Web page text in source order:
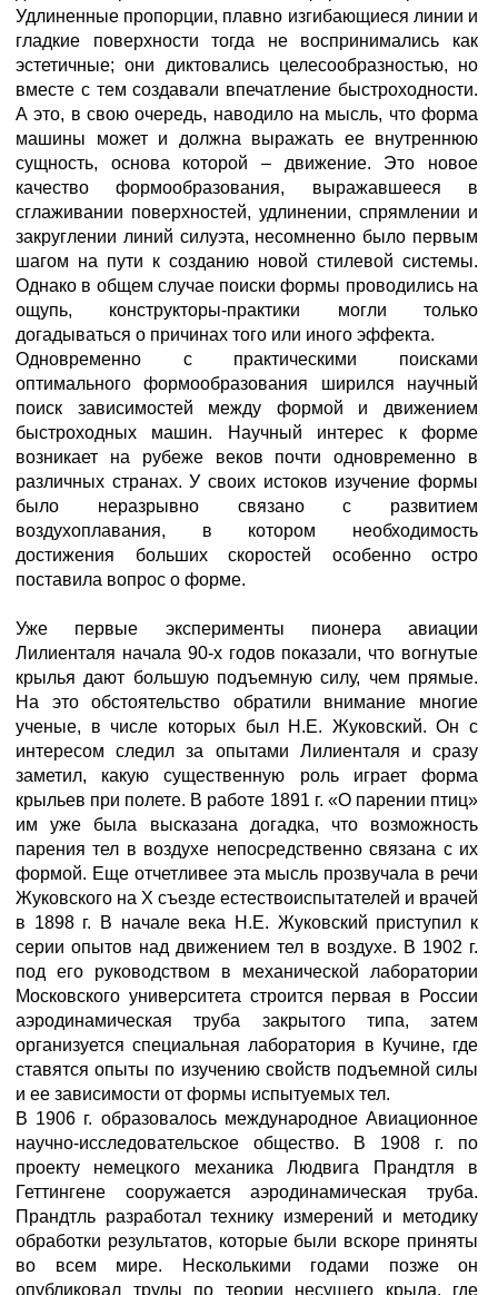
Удлиненные пропорции, плавно изгибающиеся линии и
гладкие поверхности тогда не воспринимались как
эстетичные; они диктовались целесообразностью, но
вместе с тем создавали впечатление быстроходности.
А это, в свою очередь, наводило на мысль, что форма
машины может и должна выражать ее внутреннюю
сущность, основа которой – движение. Это новое
качество формообразования, выражавшееся в
сглаживании поверхностей, удлинении, спрямлении и
закруглении линий силуэта, несомненно было первым
шагом на пути к созданию новой стилевой системы.
Однако в общем случае поиски формы проводились на
ощупь, конструкторы-практики могли только
догадываться о причинах того или иного эффекта.
Одновременно с практическими поисками
оптимального формообразования ширился научный
поиск зависимостей между формой и движением
быстроходных машин. Научный интерес к форме
возникает на рубеже веков почти одновременно в
различных странах. У своих истоков изучение формы
было неразрывно связано с развитием
воздухоплавания, в котором необходимость
достижения больших скоростей особенно остро
поставила вопрос о форме.
Уже первые эксперименты пионера авиации
Лилиенталя начала 90-х годов показали, что вогнутые
крылья дают большую подъемную силу, чем прямые.
На это обстоятельство обратили внимание многие
ученые, в числе которых был Н.Е. Жуковский. Он с
интересом следил за опытами Лилиенталя и сразу
заметил, какую существенную роль играет форма
крыльев при полете. В работе 1891 г. «О парении птиц»
им уже была высказана догадка, что возможность
парения тел в воздухе непосредственно связана с их
формой. Еще отчетливее эта мысль прозвучала в речи
Жуковского на X съезде естествоиспытателей и врачей
в 1898 г. В начале века Н.Е. Жуковский приступил к
серии опытов над движением тел в воздухе. В 1902 г.
под его руководством в механической лаборатории
Московского университета строится первая в России
аэродинамическая труба закрытого типа, затем
организуется специальная лаборатория в Кучине, где
ставятся опыты по изучению свойств подъемной силы
и ее зависимости от формы испытуемых тел.
В 1906 г. образовалось международное Авиационное
научно-исследовательское общество. В 1908 г. по
проекту немецкого механика Людвига Прандтля в
Геттингене сооружается аэродинамическая труба.
Прандтль разработал технику измерений и методику
обработки результатов, которые были вскоре приняты
во всем мире. Несколькими годами позже он
опубликовал труды по теории несущего крыла, где